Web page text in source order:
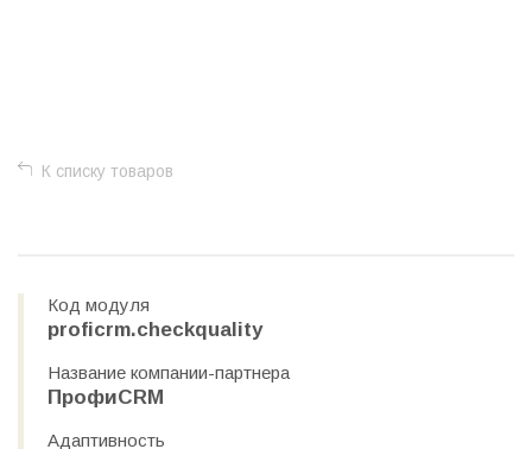
К списку товаров
Код модуля
proficrm.checkquality
Название компании-партнера
ПрофиCRM
Адаптивность